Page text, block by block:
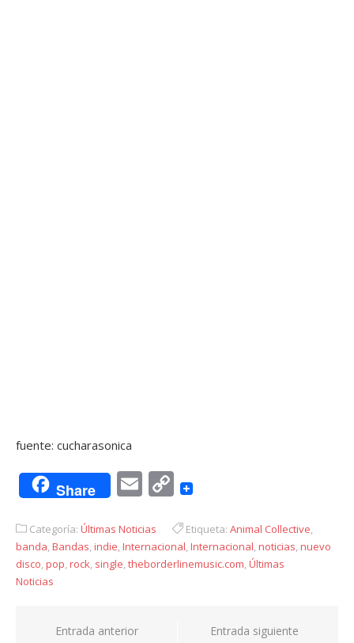
fuente: cucharasonica
Share EmailCopy
Categoría: Últimas Noticias Etiqueta: Animal Collective,
banda,Bandas,indie,Internacional,Internacional,noticias,nuevo
disco,pop,rock, single,theborderlinemusic.com,Últimas
Noticias
Navegación
Entrada anterior Entrada siguiente